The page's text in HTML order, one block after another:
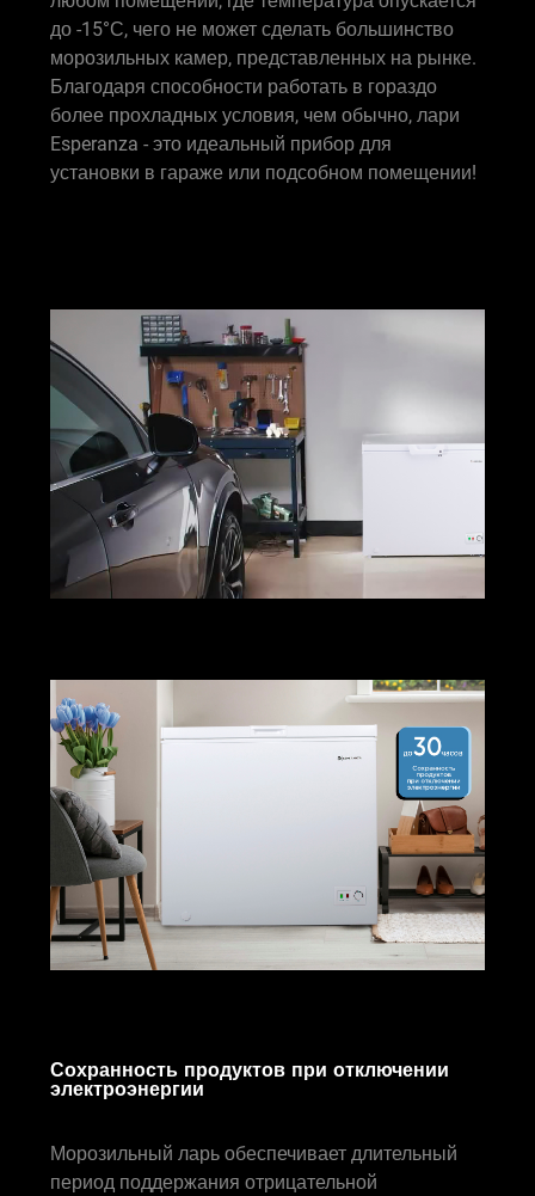
до -15°С, чего не может сделать большинство
морозильных камер, представленных на рынке.
Благодаря способности работать в гораздо
более прохладных условия, чем обычно, лари
Esperanza - это идеальный прибор для
установки в гараже или подсобном помещении!
Сохранность продуктов при отключении
электроэнергии
Морозильный ларь обеспечивает длительный
период поддержания отрицательной